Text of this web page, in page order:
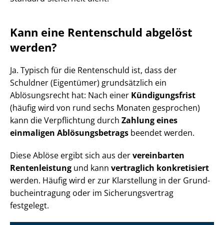
Kann eine Rentenschuld abgelöst
werden?
Ja. Typisch für die Rentenschuld ist, dass der
Schuldner (Eigentümer) grundsätzlich ein
Ablösungsrecht hat: Nach einer Kündigungsfrist
(häufig wird von rund sechs Monaten gesprochen)
kann die Verpflichtung durch Zahlung eines
einmaligen Ab­lö­sungs­be­trags beendet werden.
Diese Ablöse ergibt sich aus dervereinbarten
Rentenleistung und kann vertraglich konkretisiert
werden. Häufig wird er zur Klarstellung in der Grund­
buch­ein­tra­gung oder im Si­che­rungs­ver­trag
festgelegt.